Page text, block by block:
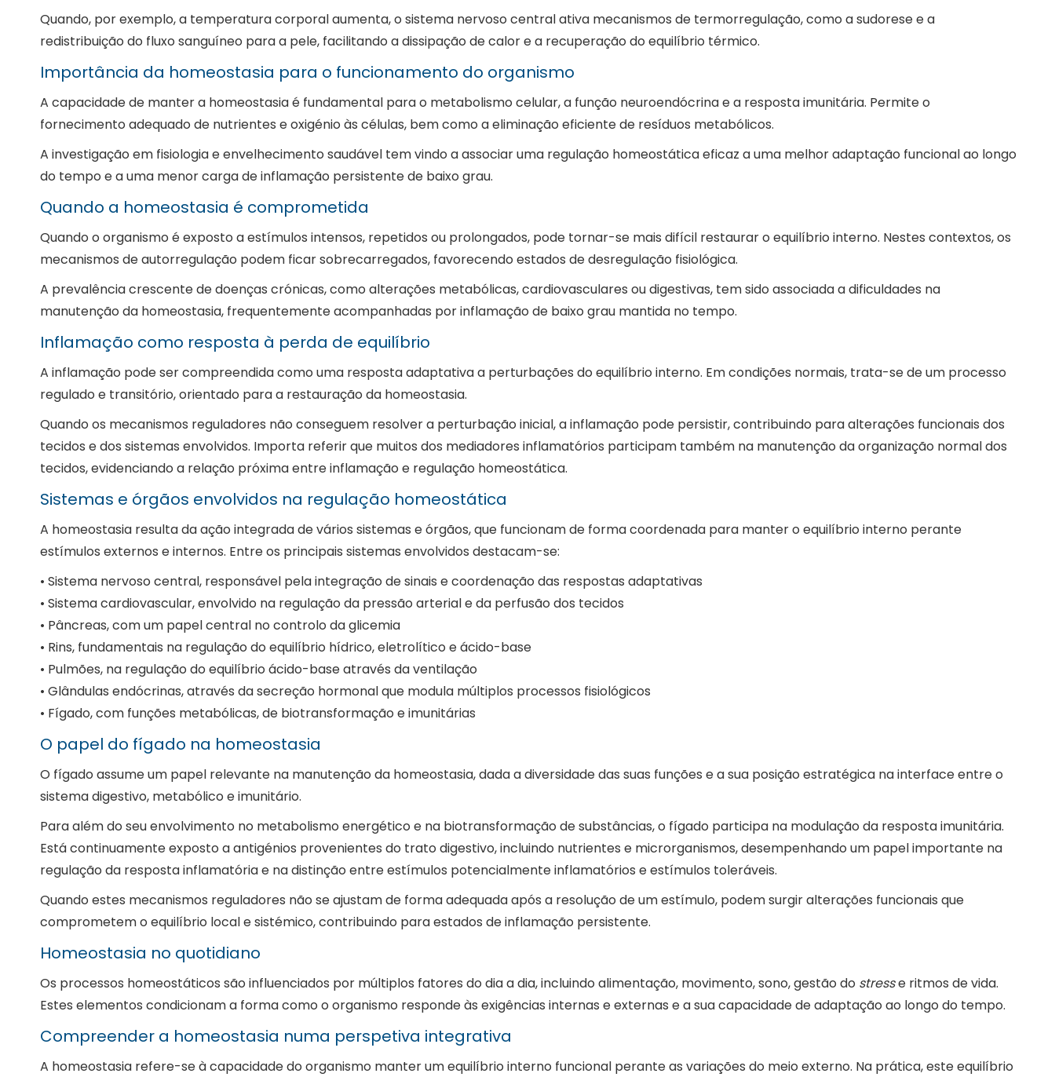
Quando, por exemplo, a temperatura corporal aumenta, o sistema nervoso central ativa mecanismos de termorregulação, como a sudorese e a
redistribuição do fluxo sanguíneo para a pele, facilitando a dissipação de calor e a recuperação do equilíbrio térmico.
Importância da homeostasia para o funcionamento do organismo
A capacidade de manter a homeostasia é fundamental para o metabolismo celular, a função neuroendócrina e a resposta imunitária. Permite o
fornecimento adequado de nutrientes e oxigénio às células, bem como a eliminação eficiente de resíduos metabólicos.
A investigação em fisiologia e envelhecimento saudável tem vindo a associar uma regulação homeostática eficaz a uma melhor adaptação funcional ao longo
do tempo e a uma menor carga de inflamação persistente de baixo grau.
Quando a homeostasia é comprometida
Quando o organismo é exposto a estímulos intensos, repetidos ou prolongados, pode tornar-se mais difícil restaurar o equilíbrio interno. Nestes contextos, os
mecanismos de autorregulação podem ficar sobrecarregados, favorecendo estados de desregulação fisiológica.
A prevalência crescente de doenças crónicas, como alterações metabólicas, cardiovasculares ou digestivas, tem sido associada a dificuldades na
manutenção da homeostasia, frequentemente acompanhadas por inflamação de baixo grau mantida no tempo.
Inflamação como resposta à perda de equilíbrio
A inflamação pode ser compreendida como uma resposta adaptativa a perturbações do equilíbrio interno. Em condições normais, trata-se de um processo
regulado e transitório, orientado para a restauração da homeostasia.
Quando os mecanismos reguladores não conseguem resolver a perturbação inicial, a inflamação pode persistir, contribuindo para alterações funcionais dos
tecidos e dos sistemas envolvidos. Importa referir que muitos dos mediadores inflamatórios participam também na manutenção da organização normal dos
tecidos, evidenciando a relação próxima entre inflamação e regulação homeostática.
Sistemas e órgãos envolvidos na regulação homeostática
A homeostasia resulta da ação integrada de vários sistemas e órgãos, que funcionam de forma coordenada para manter o equilíbrio interno perante
estímulos externos e internos. Entre os principais sistemas envolvidos destacam-se:
• Sistema nervoso central, responsável pela integração de sinais e coordenação das respostas adaptativas
• Sistema cardiovascular, envolvido na regulação da pressão arterial e da perfusão dos tecidos
• Pâncreas, com um papel central no controlo da glicemia
• Rins, fundamentais na regulação do equilíbrio hídrico, eletrolítico e ácido-base
• Pulmões, na regulação do equilíbrio ácido-base através da ventilação
• Glândulas endócrinas, através da secreção hormonal que modula múltiplos processos fisiológicos
• Fígado, com funções metabólicas, de biotransformação e imunitárias
O papel do fígado na homeostasia
O fígado assume um papel relevante na manutenção da homeostasia, dada a diversidade das suas funções e a sua posição estratégica na interface entre o
sistema digestivo, metabólico e imunitário.
Para além do seu envolvimento no metabolismo energético e na biotransformação de substâncias, o fígado participa na modulação da resposta imunitária.
Está continuamente exposto a antigénios provenientes do trato digestivo, incluindo nutrientes e microrganismos, desempenhando um papel importante na
regulação da resposta inflamatória e na distinção entre estímulos potencialmente inflamatórios e estímulos toleráveis.
Quando estes mecanismos reguladores não se ajustam de forma adequada após a resolução de um estímulo, podem surgir alterações funcionais que
comprometem o equilíbrio local e sistémico, contribuindo para estados de inflamação persistente.
Homeostasia no quotidiano
Os processos homeostáticos são influenciados por múltiplos fatores do dia a dia, incluindo alimentação, movimento, sono, gestão do stresse ritmos de vida.
Estes elementos condicionam a forma como o organismo responde às exigências internas e externas e a sua capacidade de adaptação ao longo do tempo.
Compreender a homeostasia numa perspetiva integrativa
A homeostasia refere-se à capacidade do organismo manter um equilíbrio interno funcional perante as variações do meio externo. Na prática, este equilíbrio